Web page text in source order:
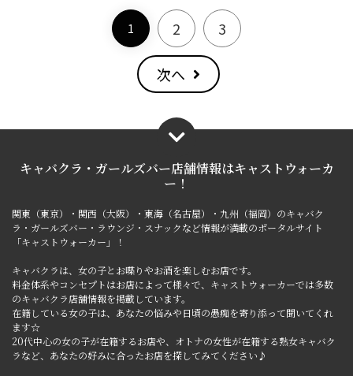
1 2 3
次へ
キャバクラ・ガールズバー店舗情報はキャストウォーカ
ー！
関東（東京）・関西（大阪）・東海（名古屋）・九州（福岡）のキャバク
ラ・ガールズバー・ラウンジ・スナックなど情報が満載のポータルサイト
「キャストウォーカー」！
キャバクラは、女の子とお喋りやお酒を楽しむお店です。
料金体系やコンセプトはお店によって様々で、キャストウォーカーでは多数
のキャバクラ店舗情報を掲載しています。
在籍している女の子は、あなたの悩みや日頃の愚痴を寄り添って聞いてくれ
ます☆
20代中心の女の子が在籍するお店や、オトナの女性が在籍する熟女キャバク
ラなど、あなたの好みに合ったお店を探してみてください♪